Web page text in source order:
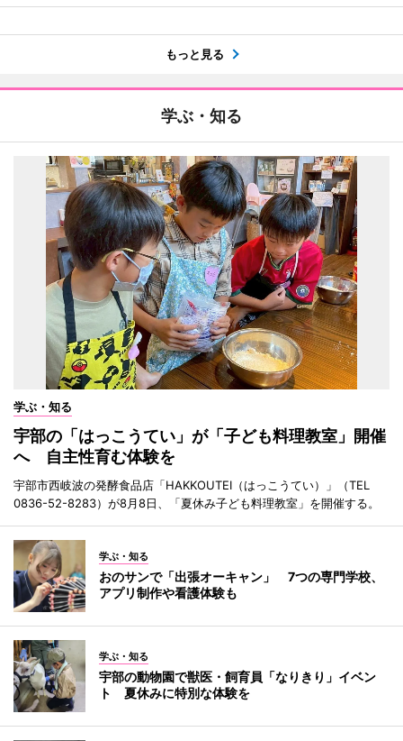
もっと見る
学ぶ・知る
学ぶ・知る
宇部の「はっこうてい」が「子ども料理教室」開催
へ 自主性育む体験を
宇部市西岐波の発酵食品店「HAKKOUTEI（はっこうてい）」（TEL
0836-52-8283）が8月8日、「夏休み子ども料理教室」を開催する。
学ぶ・知る
おのサンで「出張オーキャン」 7つの専門学校、
アプリ制作や看護体験も
学ぶ・知る
宇部の動物園で獣医・飼育員「なりきり」イベン
ト 夏休みに特別な体験を